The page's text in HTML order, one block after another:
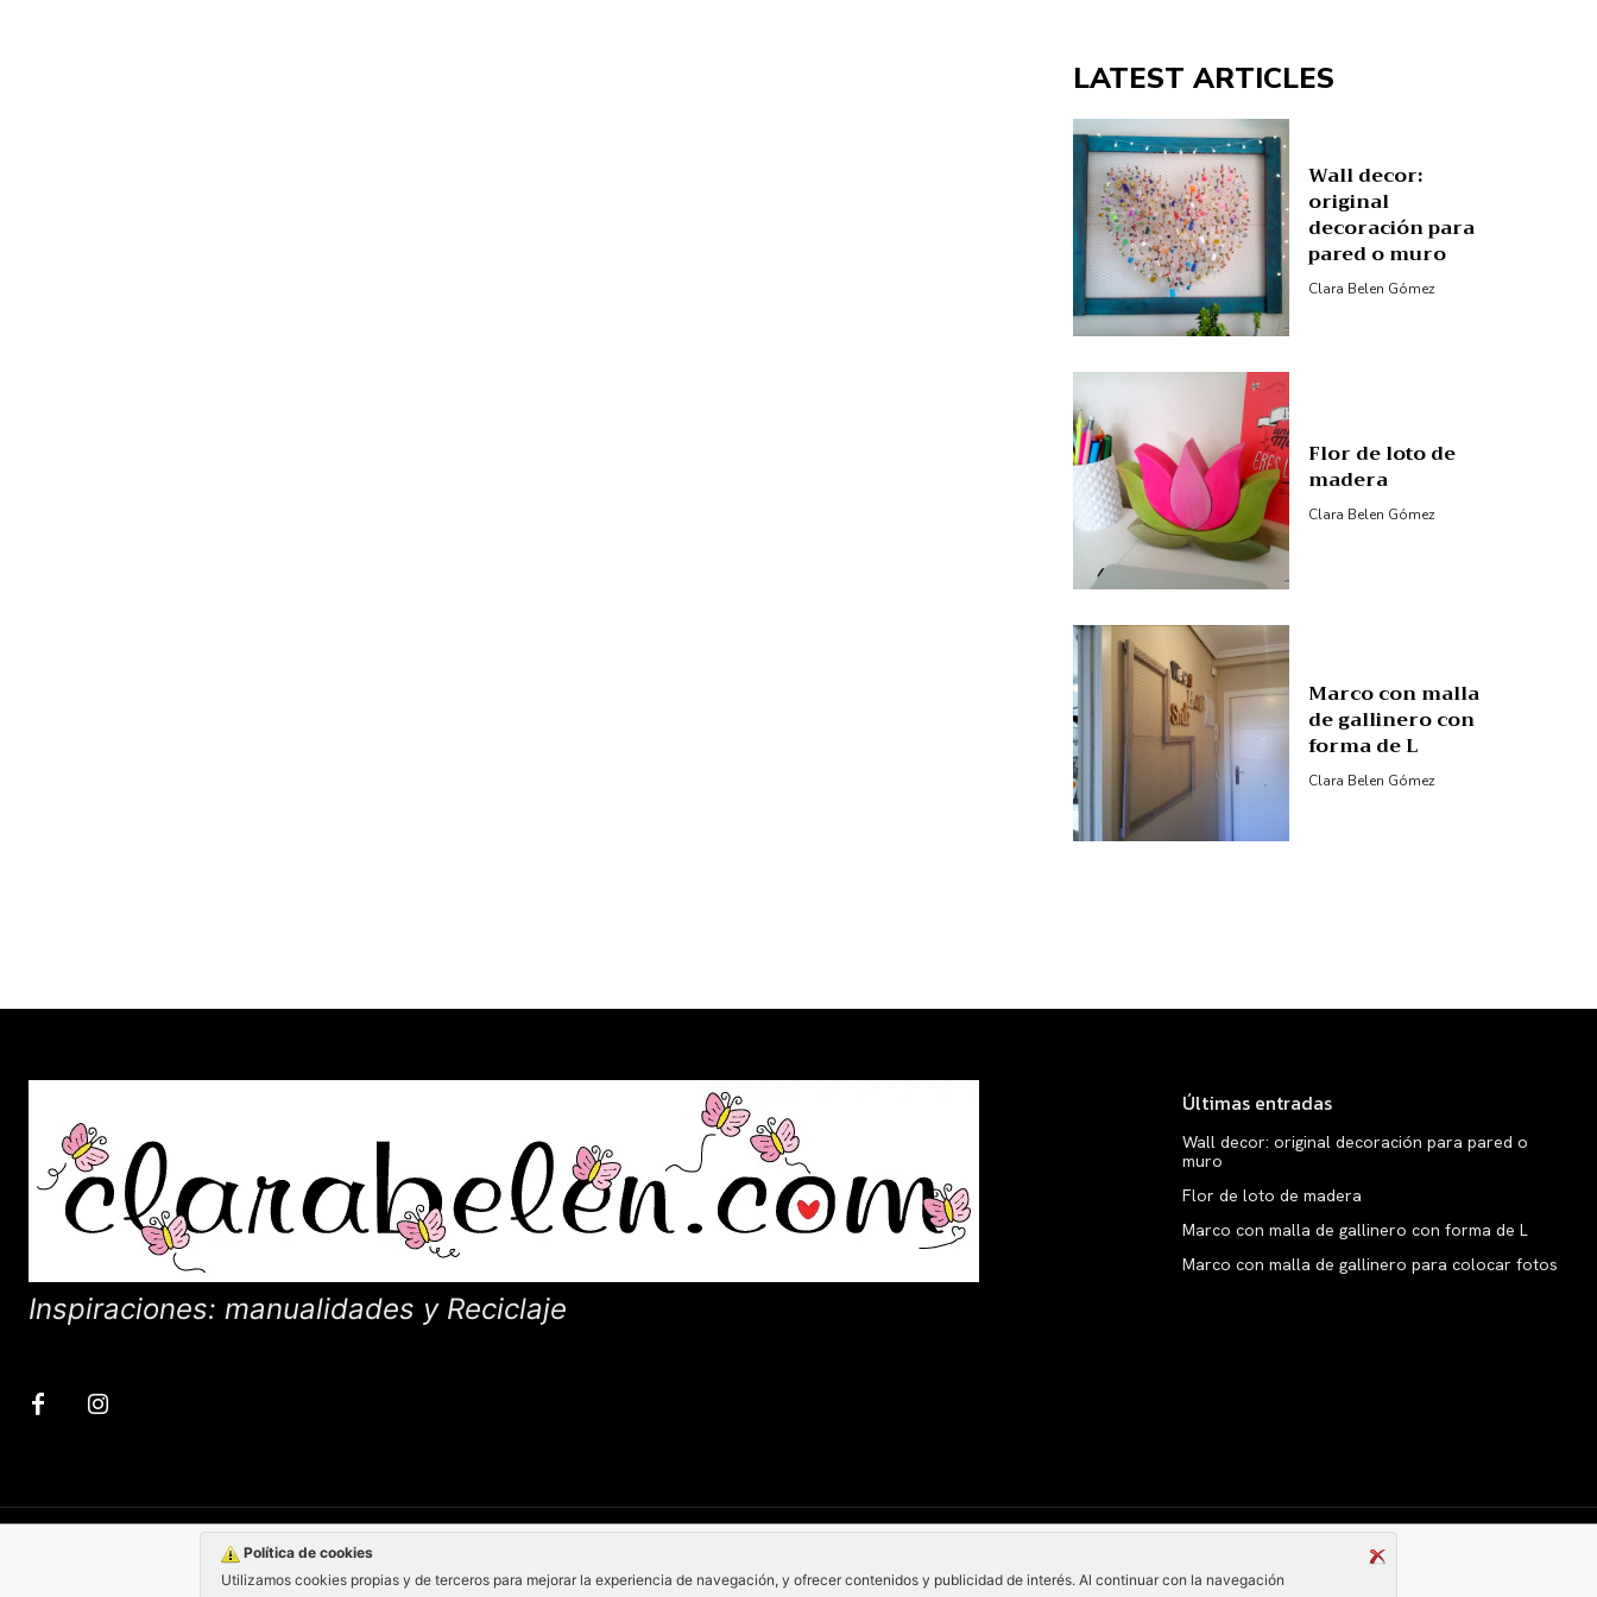
Política de cookies
Utilizamos cookies propias y de terceros para mejorar la experiencia de navegación, y ofrecer contenidos y publicidad de interés. Al continuar con la navegación
LATEST ARTICLES
Wall decor:
original
decoración para
pared o muro
Clara Belen Gómez
Flor de loto de
madera
Clara Belen Gómez
Marco con malla
de gallinero con
forma de L
Clara Belen Gómez
Inspiraciones: manualidades y Reciclaje
Últimas entradas
Wall decor: original decoración para pared o
muro
Flor de loto de madera
Marco con malla de gallinero con forma de L
Marco con malla de gallinero para colocar fotos
Copyright © clarabelen.com